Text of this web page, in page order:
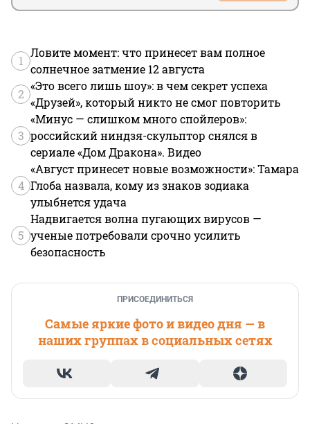
1
Ловите момент: что принесет вам полное
солнечное затмение 12 августа
2
«Это всего лишь шоу»: в чем секрет успеха
«Друзей», который никто не смог повторить
3
«Минус — слишком много спойлеров»:
российский ниндзя-скульптор снялся в
сериале «Дом Дракона». Видео
4
«Август принесет новые возможности»: Тамара
Глоба назвала, кому из знаков зодиака
улыбнется удача
5
Надвигается волна пугающих вирусов —
ученые потребовали срочно усилить
безопасность
ПРИСОЕДИНИТЬСЯ
Самые яркие фото и видео дня — в
наших группах в социальных сетях